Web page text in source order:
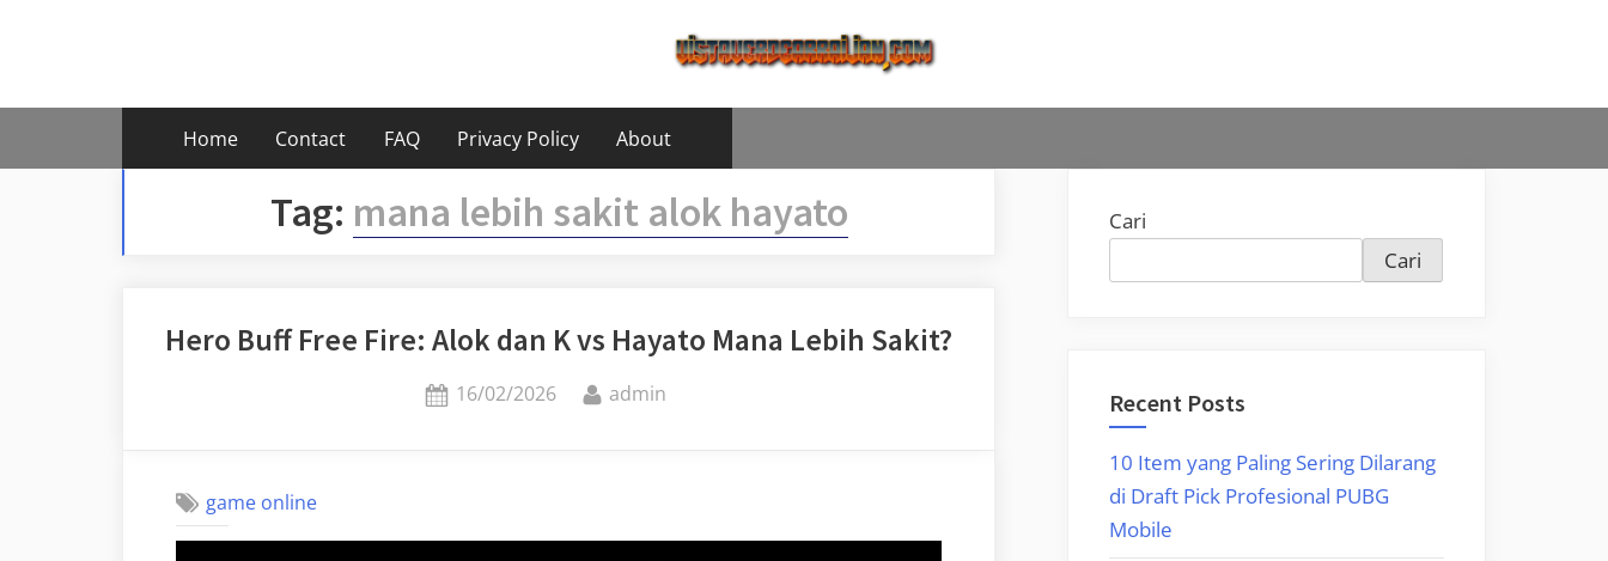
Home Contact FAQ Privacy Policy About
Tag: mana lebih sakit alok hayato
Hero Buff Free Fire: Alok dan K vs Hayato Mana Lebih Sakit?
Posted
16/02/2026 By
admin
game online
Cari
Cari
Recent Posts
10 Item yang Paling Sering Dilarang
di Draft Pick Profesional PUBG
Mobile